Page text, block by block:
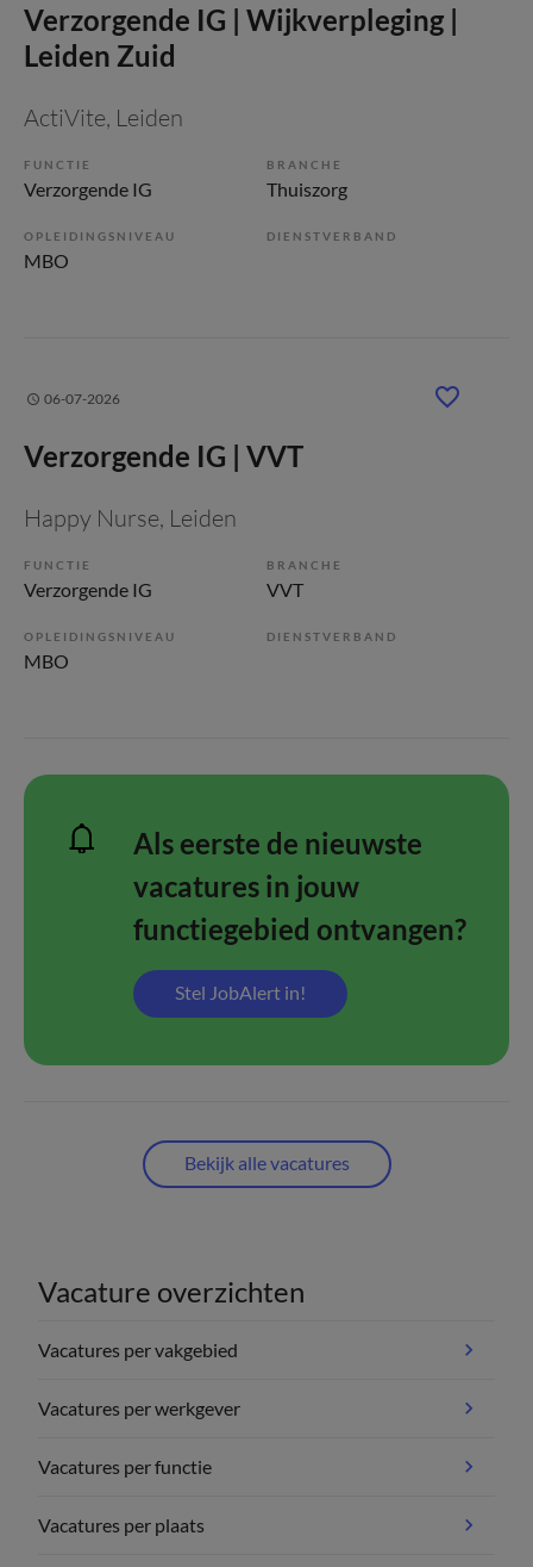
Verzorgende IG | Wijkverpleging |
Leiden Zuid
ActiVite, Leiden
FUNCTIE
Verzorgende IG
BRANCHE
Thuiszorg
OPLEIDINGSNIVEAU
MBO
DIENSTVERBAND
06-07-2026
Verzorgende IG | VVT
Happy Nurse, Leiden
FUNCTIE
Verzorgende IG
BRANCHE
VVT
OPLEIDINGSNIVEAU
MBO
DIENSTVERBAND
Als eerste de nieuwste
vacatures in jouw
functiegebied ontvangen?
Stel JobAlert in!
Bekijk alle vacatures
Vacature overzichten
Vacatures per vakgebied
Vacatures per werkgever
Vacatures per functie
Vacatures per plaats